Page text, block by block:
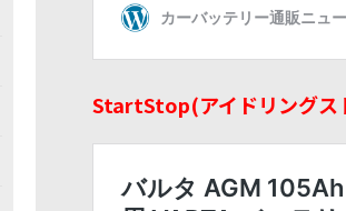
StartStop(アイドリングス